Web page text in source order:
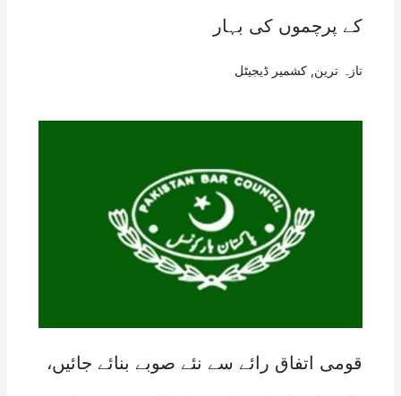
کے پرچموں کی بہار
تازہ ترین کشمیر ڈیجیٹل
قومی اتفاق رائے سے نئے صوبے بنائے جائیں،